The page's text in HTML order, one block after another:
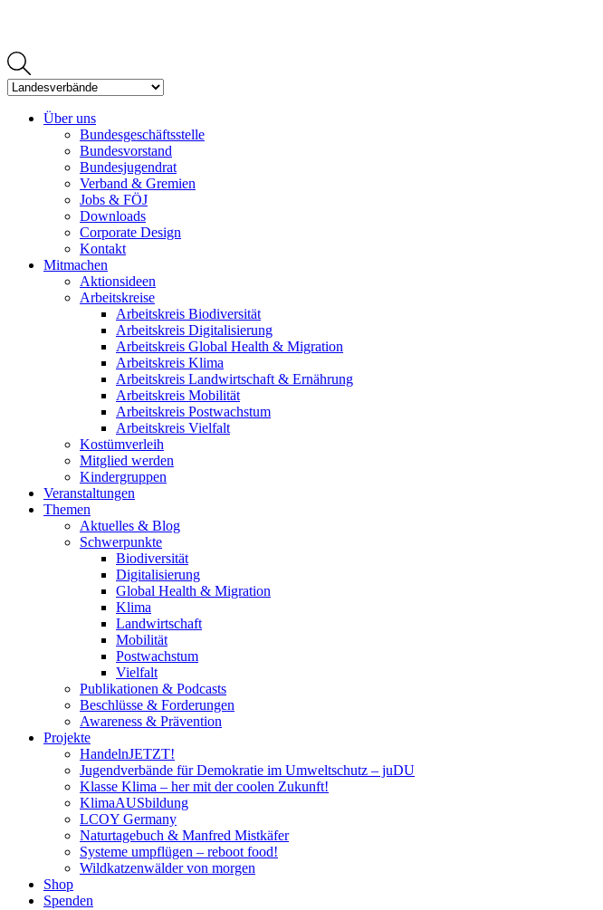
Über uns
Bundesgeschäftsstelle
Bundesvorstand
Bundesjugendrat
Verband & Gremien
Jobs & FÖJ
Downloads
Corporate Design
Kontakt
Mitmachen
Aktionsideen
Arbeitskreise
Arbeitskreis Biodiversität
Arbeitskreis Digitalisierung
Arbeitskreis Global Health & Migration
Arbeitskreis Klima
Arbeitskreis Landwirtschaft & Ernährung
Arbeitskreis Mobilität
Arbeitskreis Postwachstum
Arbeitskreis Vielfalt
Kostümverleih
Mitglied werden
Kindergruppen
Veranstaltungen
Themen
Aktuelles & Blog
Schwerpunkte
Biodiversität
Digitalisierung
Global Health & Migration
Klima
Landwirtschaft
Mobilität
Postwachstum
Vielfalt
Publikationen & Podcasts
Beschlüsse & Forderungen
Awareness & Prävention
Projekte
HandelnJETZT!
Jugendverbände für Demokratie im Umweltschutz – juDU
Klasse Klima – her mit der coolen Zukunft!
KlimaAUSbildung
LCOY Germany
Naturtagebuch & Manfred Mistkäfer
Systeme umpflügen – reboot food!
Wildkatzenwälder von morgen
Shop
Spenden